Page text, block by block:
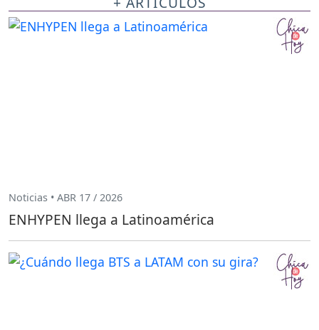
Noticias • ABR 17 / 2026
ENHYPEN llega a Latinoamérica